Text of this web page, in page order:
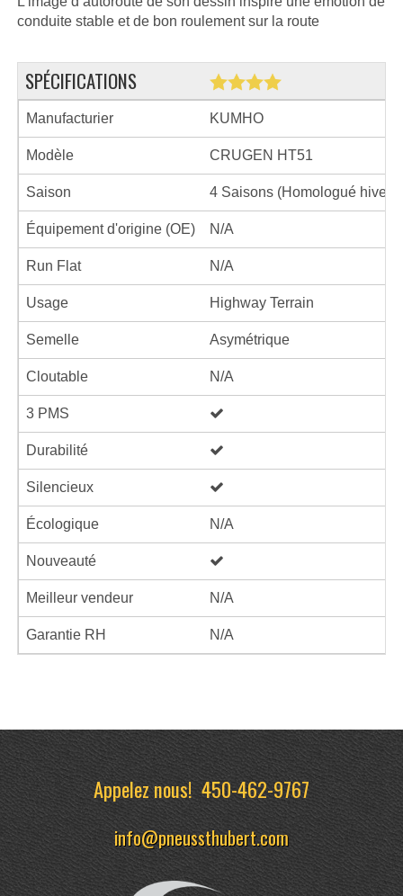
conduite stable et de bon roulement sur la route
SPÉCIFICATIONS
Manufacturier KUMHO
Modèle CRUGEN HT51
Saison 4 Saisons (Homologué hiver)
Équipement d'origine (OE) N/A
Run Flat N/A
Usage Highway Terrain
Semelle Asymétrique
Cloutable N/A
3 PMS
Durabilité
Silencieux
Écologique N/A
Nouveauté
Meilleur vendeur N/A
Garantie RH N/A
Appelez nous!450-462-9767
info@pneussthubert.com